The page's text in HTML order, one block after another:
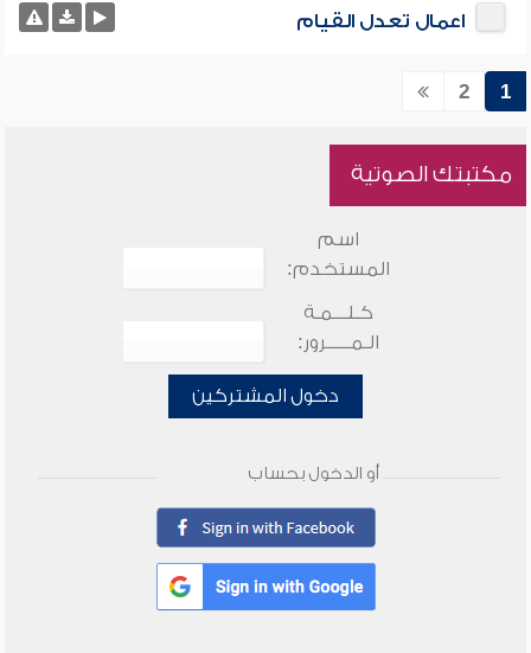
اعمال تعدل القيام
1
2
مكتبتك الصوتية
اسم
المستخدم:
كـلـــمـة
الـمـــــرور:
دخول المشتركين
أو الدخول بحساب